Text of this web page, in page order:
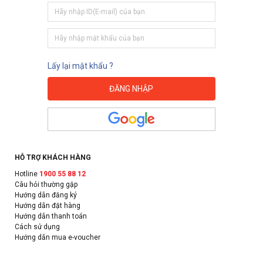
Lấy lại mật khẩu ?
HỖ TRỢ KHÁCH HÀNG
Hotline 1900 55 88 12
Câu hỏi thường gặp
Hướng dẫn đăng ký
Hướng dẫn đặt hàng
Hướng dẫn thanh toán
Cách sử dụng
Hướng dẫn mua e-voucher